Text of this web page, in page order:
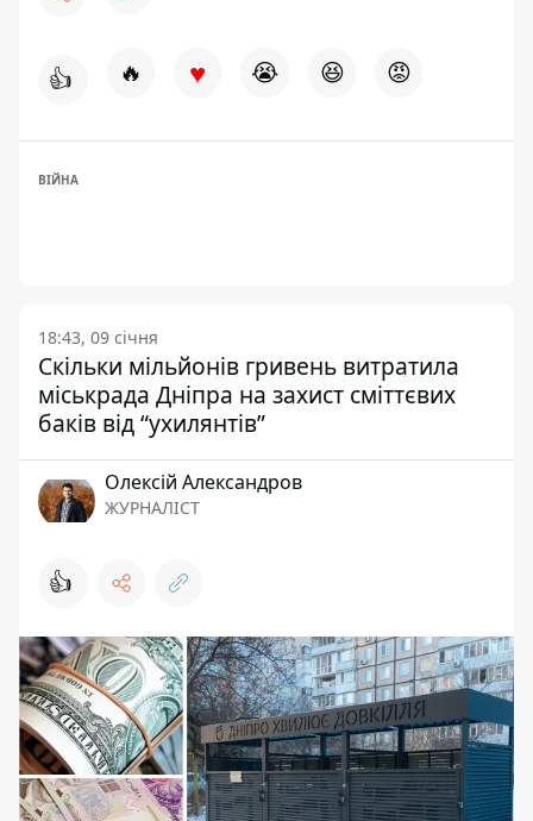
👍 🔥 ♥ 😭 😆 😡
ВІЙНА
18:43, 09 січня
Скільки мільйонів гривень витратила
міськрада Дніпра на захист сміттєвих
баків від “ухилянтів”
Олексій Александров
ЖУРНАЛІСТ
👍